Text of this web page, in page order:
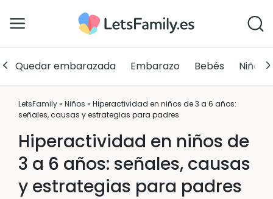
Quedar embarazada Embarazo Bebés Niños
LetsFamily» Niños » Hiperactividad en niños de 3 a 6 años:
señales, causas y estrategias para padres
Hiperactividad en niños de
3 a 6 años: señales, causas
y estrategias para padres